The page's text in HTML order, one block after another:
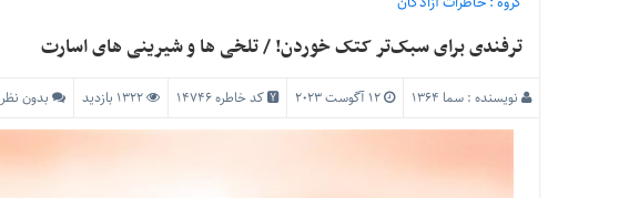
ترفندی برای سبک‌تر کتک خوردن! / تلخی ها و شیرینی های اسارت
نویسنده :سما 1364 کد خاطره 14746 بدون نظر